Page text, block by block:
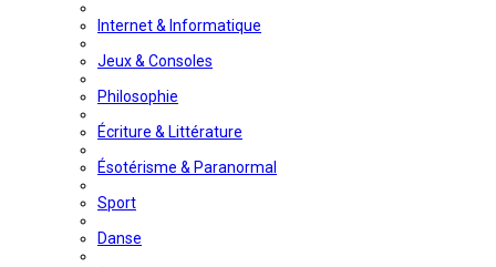
Internet & Informatique
Jeux & Consoles
Philosophie
Écriture & Littérature
Ésotérisme & Paranormal
Sport
Danse